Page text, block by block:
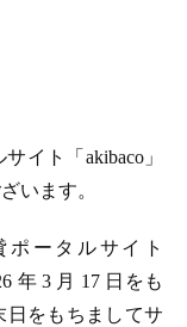
イト「akibaco」
います。
ータルサイト
年 3 月 17 日をも
日をもちましてサ